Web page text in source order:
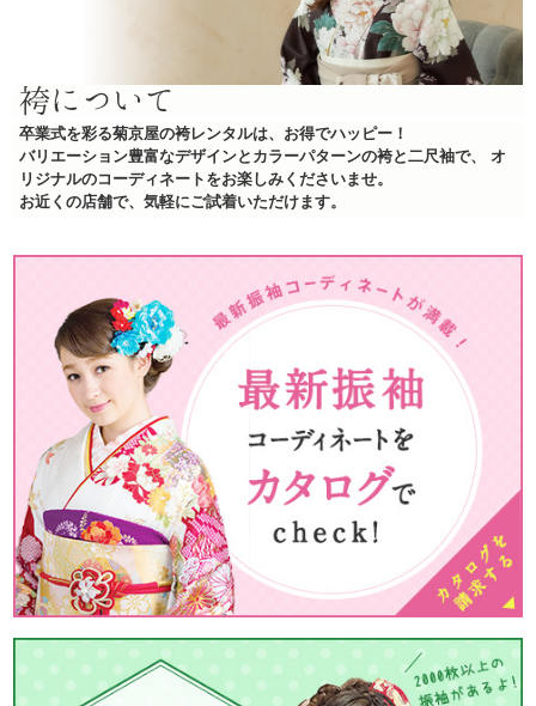
袴について
卒業式を彩る菊京屋の袴レンタルは、お得でハッピー！
バリエーション豊富なデザインとカラーパターンの袴と二尺袖で、
オ
リジナルのコーディネートをお楽しみくださいませ。
お近くの店舗で、気軽にご試着いただけます。